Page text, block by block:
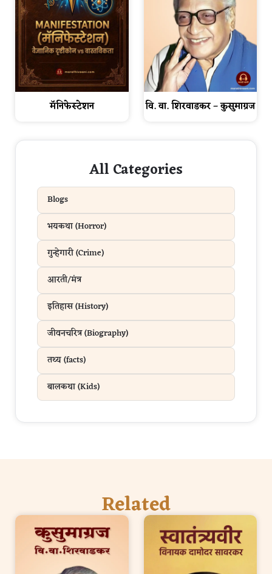
मॅनिफेस्टेशन वि. वा. शिरवाडकर – कुसुमाग्रज
All Categories
Blogs
भयकथा (Horror)
गुन्हेगारी (Crime)
आरती/मंत्र
इतिहास (History)
जीवनचरित्र (Biography)
तथ्य (facts)
बालकथा (Kids)
Related